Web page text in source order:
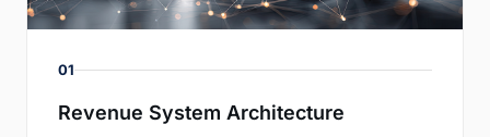
01
Revenue System Architecture